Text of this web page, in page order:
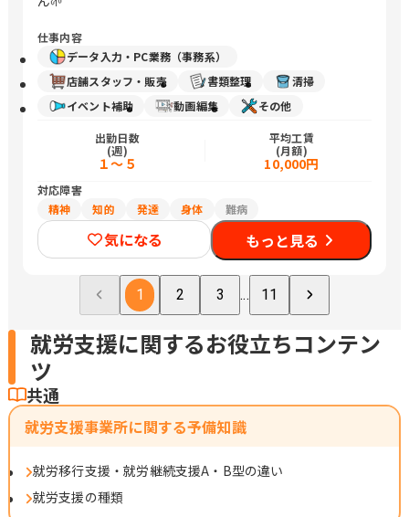
仕事内容
データ入力・PC業務（事務系）
店舗スタッフ・販売
書類整理
清掃
イベント補助
動画編集 その他
出勤日数
(週)
１～５
平均工賃
(月額)
10,000円
対応障害
精神
知的 発達 身体 難病
気になる もっと見る
1 2 3 ... 11
就労支援に関するお役立ちコンテン
ツ
共通
就労支援事業所に関する予備知識
就労移行支援・就労継続支援A・B型の違い
就労支援の種類